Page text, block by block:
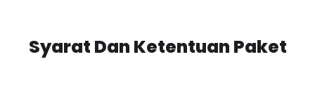
Syarat Dan Ketentuan Paket